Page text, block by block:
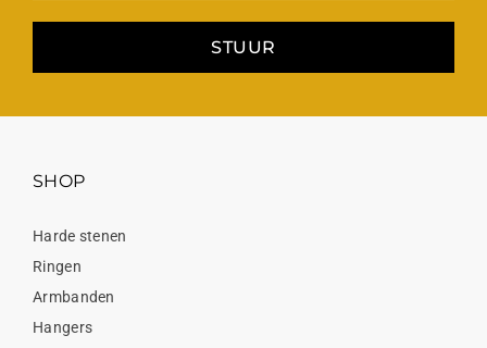
STUUR
SHOP
Harde stenen
Ringen
Armbanden
Hangers